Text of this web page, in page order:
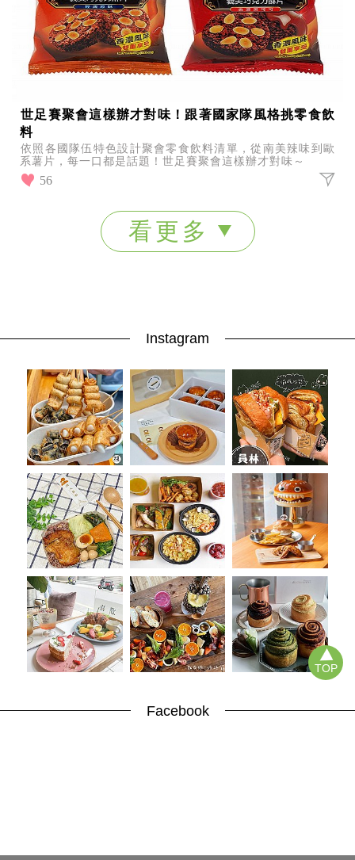
TOP
世足賽聚會這樣辦才對味！跟著國家隊風格挑零食飲
料
依照各國隊伍特色設計聚會零食飲料清單，從南美辣味到歐
系薯片，每一口都是話題！世足賽聚會這樣辦才對味～
56
看更多
Instagram
Facebook